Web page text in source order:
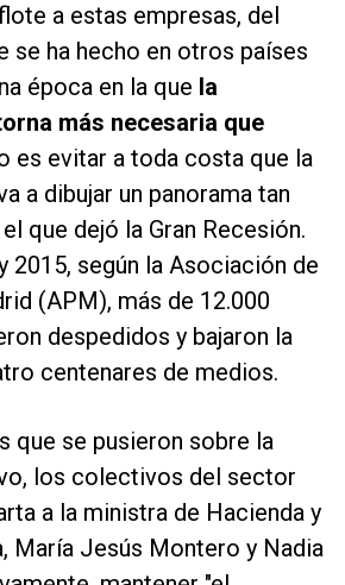
a estas empresas, del
se ha hecho en otros países
época en la que la
más necesaria que
es evitar a toda costa que la
a dibujar un panorama tan
que dejó la Gran Recesión.
2015, según la Asociación de
(APM), más de 12.000
despedidos y bajaron la
centenares de medios.
que se pusieron sobre la
los colectivos del sector
a la ministra de Hacienda y
María Jesús Montero y Nadia